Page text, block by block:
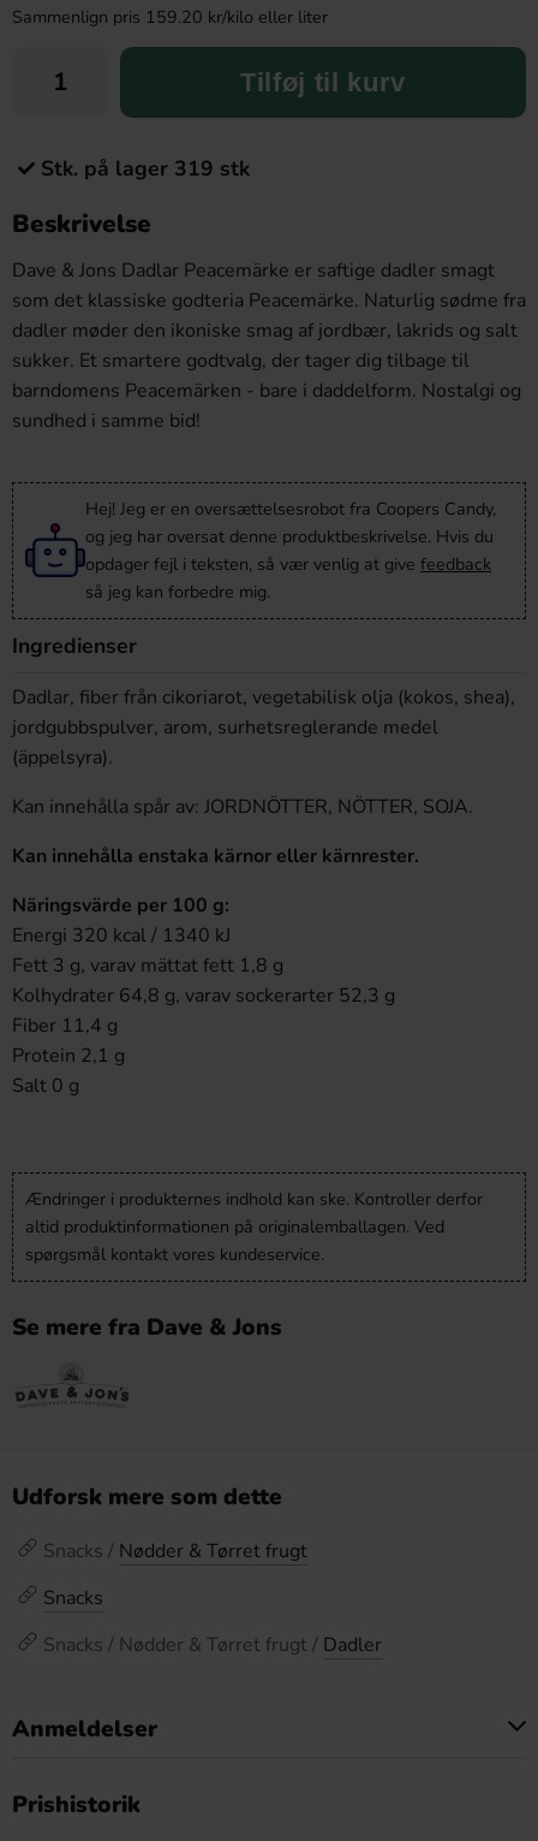
Sammenlign pris 159.20 kr/kilo eller liter
Tilføj til kurv
Stk. på lager 319 stk
Beskrivelse
Dave & Jons Dadlar Peacemärke er saftige dadler smagt
som det klassiske godteria Peacemärke. Naturlig sødme fra
dadler møder den ikoniske smag af jordbær, lakrids og salt
sukker. Et smartere godtvalg, der tager dig tilbage til
barndomens Peacemärken - bare i daddelform. Nostalgi og
sundhed i samme bid!
Hej! Jeg er en oversættelsesrobot fra Coopers Candy,
og jeg har oversat denne produktbeskrivelse. Hvis du
opdager fejl i teksten, så vær venlig at give feedback
så jeg kan forbedre mig.
Ingredienser
Dadlar, fiber från cikoriarot, vegetabilisk olja (kokos, shea),
jordgubbspulver, arom, surhetsreglerande medel
(äppelsyra).
Kan innehålla spår av: JORDNÖTTER, NÖTTER, SOJA.
Kan innehålla enstaka kärnor eller kärnrester.
Näringsvärde per 100 g:
Energi 320 kcal / 1340 kJ
Fett 3 g, varav mättat fett 1,8 g
Kolhydrater 64,8 g, varav sockerarter 52,3 g
Fiber 11,4 g
Protein 2,1 g
Salt 0 g
Ændringer i produkternes indhold kan ske. Kontroller derfor
altid produktinformationen på originalemballagen. Ved
spørgsmål kontakt vores kundeservice.
Se mere fra Dave & Jons
Udforsk mere som dette
Snacks / Nødder & Tørret frugt
Snacks
Snacks / Nødder & Tørret frugt / Dadler
Anmeldelser
Prishistorik